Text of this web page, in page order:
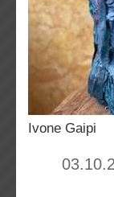
Ivone Gaipi